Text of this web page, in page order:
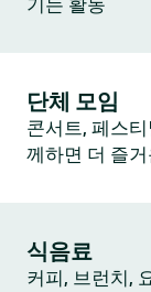
기는 활동
단체 모임
콘서트, 페스
께하면 더 즐
식음료
커피, 브런치,